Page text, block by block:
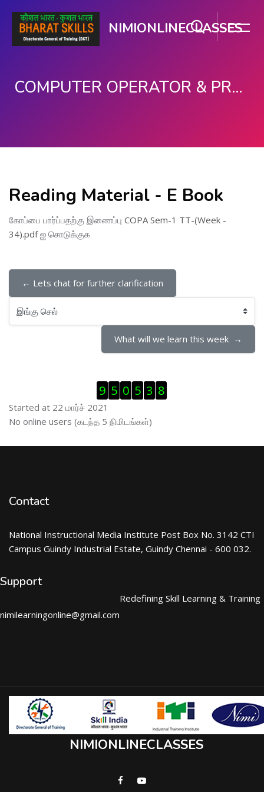
NIMIONLINECLASSES
COMPUTER OPERATOR & PROGRAMMING ASSISTANT (COPA)
Reading Material - E Book
கோப்பை பார்ப்பதற்கு இணைப்பு COPA Sem-1 TT-(Week -
34).pdfஐ சொடுக்குக
← Lets chat for further clarification
இங்கு செல்
What will we learn this week  →
Visitor Counter ஐத் தவிர்
9 5 0 5 3 8
Started at 22 மார்ச் 2021
இணைப்புநிலைப் பயனாளர் ஐத் தவிர்
No online users (கடந்த 5 நிமிடங்கள்)
Contact
National Instructional Media Institute Post Box No. 3142 CTI
Campus Guindy Industrial Estate, Guindy Chennai - 600 032.
Support
nimilearningonline@gmail.com
Redefining Skill Learning & Training
NIMIONLINECLASSES